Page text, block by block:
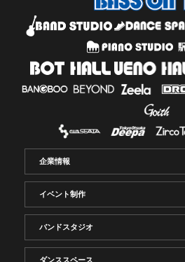
企業情報
イベント制作
バンドスタジオ
ダンススペース